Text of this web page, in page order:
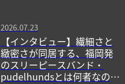
2026.07.23
【インタビュー】繊細さと
緻密さが同居する、福岡発
のスリーピースバンド・
pudelhundsとは何者なの